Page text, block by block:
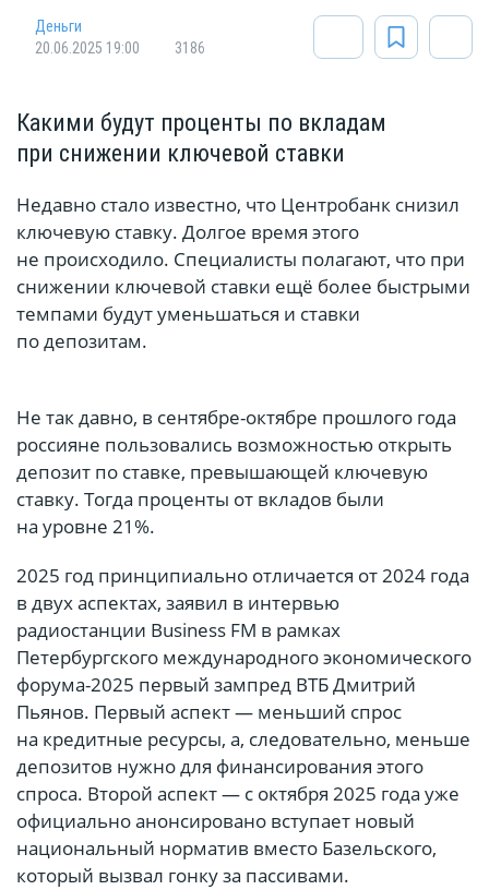
Деньги
20.06.2025 19:00
3186
Какими будут проценты по вкладам
при снижении ключевой ставки
Недавно стало известно, что Центробанк снизил
ключевую ставку. Долгое время этого
не происходило. Специалисты полагают, что при
снижении ключевой ставки ещё более быстрыми
темпами будут уменьшаться и ставки
по депозитам.
Не так давно, в сентябре-октябре прошлого года
россияне пользовались возможностью открыть
депозит по ставке, превышающей ключевую
ставку. Тогда проценты от вкладов были
на уровне 21%.
2025 год принципиально отличается от 2024 года
в двух аспектах, заявил в интервью
радиостанции Business FM в рамках
Петербургского международного экономического
форума-2025 первый зампред ВТБ Дмитрий
Пьянов. Первый аспект — меньший спрос
на кредитные ресурсы, а, следовательно, меньше
депозитов нужно для финансирования этого
спроса. Второй аспект — с октября 2025 года уже
официально анонсировано вступает новый
национальный норматив вместо Базельского,
который вызвал гонку за пассивами.